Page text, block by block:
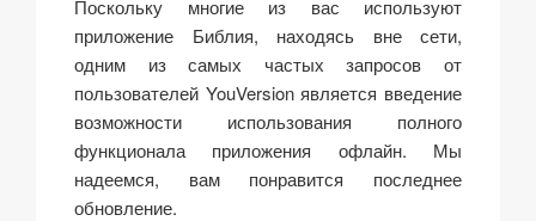
Поскольку многие из вас используют
приложение Библия, находясь вне сети,
одним из самых частых запросов от
пользователей YouVersion является введение
возможности использования полного
функционала приложения офлайн. Мы
надеемся, вам понравится последнее
обновление.